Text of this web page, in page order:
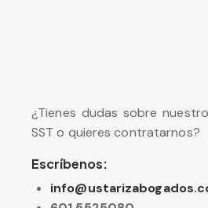
¿Tienes dudas sobre
SST o quieres contratarnos?
Escríbenos: